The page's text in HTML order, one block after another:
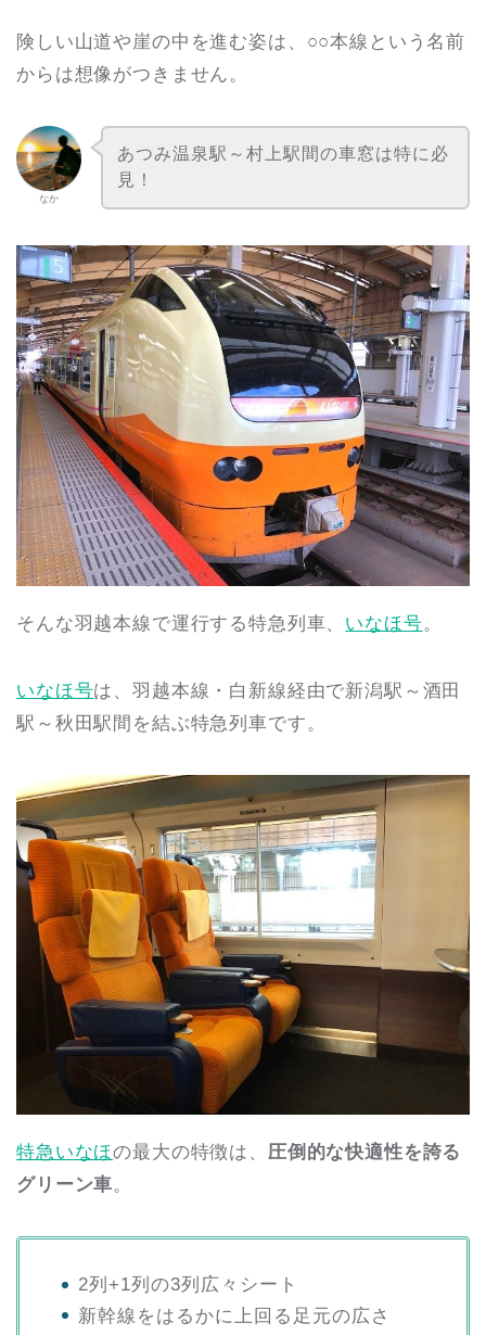
険しい山道や崖の中を進む姿は、○○本線という名前
からは想像がつきません。
なか
あつみ温泉駅～村上駅間の車窓は特に必
見！
そんな羽越本線で運行する特急列車、 いなほ号。
いなほ号は、羽越本線・白新線経由で新潟駅～酒田
駅～秋田駅間を結ぶ特急列車です。
特急いなほの最大の特徴は、 圧倒的な快適性を誇る
グリーン車。
2列+1列の3列広々シート
新幹線をはるかに上回る足元の広さ